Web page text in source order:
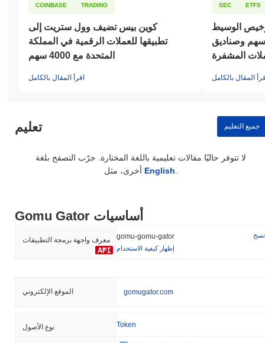
COINBASE TRADING
كوين بيس تضيف وول ستريت إلى
تطبيقها للعملات الرقمية في المملكة
المتحدة مع 4000 سهم
اقرأ المقال بالكامل
SEC ETFS
الوسيط
وصناديق
المشفرة
المقال بالكامل
تعليم جميع التعليم
لا تتوفر حاليًا مقالات تعليمية باللغة المختارة. جرّب التصفح بلغة
English
Gomu Gator أساسيات
معرف واجهة برمجة التطبيقات gomu-gomu-gator
نسخ
إظهار كيفية الاستخدام
الموقع الإلكتروني gomugator.com
نوع الأصول Token